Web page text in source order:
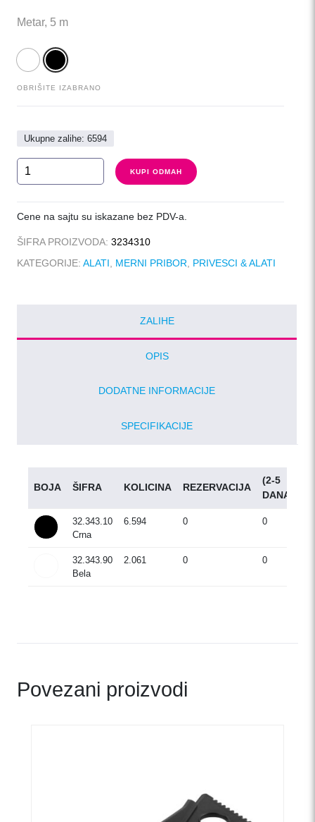
Metar, 5 m
OBRIŠITE IZABRANO
Ukupne zalihe: 6594
INCH
5
KUPI ODMAH
Cene na sajtu su iskazane bez PDV-a.
ŠIFRA PROIZVODA: 3234310
KATEGORIJE: ALATI , MERNI PRIBOR, PRIVESCI & ALATI
ZALIHE
OPIS
DODATNE INFORMACIJE
SPECIFIKACIJE
BOJA ŠIFRA KOLICINA REZERVACIJA
(2-5
DANA)
32.343.10
Crna
6.594 0 0
32.343.90
Bela
2.061 0 0
Povezani proizvodi